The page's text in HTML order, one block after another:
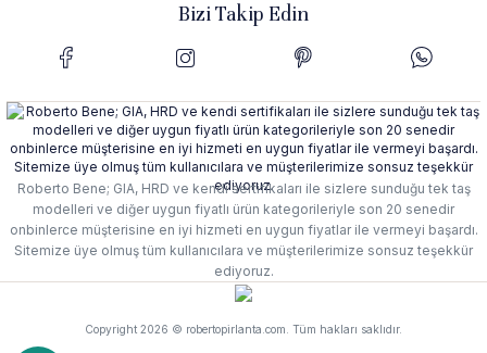
Bizi Takip Edin
Roberto Bene; GIA, HRD ve kendi sertifikaları ile sizlere sunduğu tek taş
modelleri ve diğer uygun fiyatlı ürün kategorileriyle son 20 senedir
onbinlerce müşterisine en iyi hizmeti en uygun fiyatlar ile vermeyi başardı.
Sitemize üye olmuş tüm kullanıcılara ve müşterilerimize sonsuz teşekkür
ediyoruz.
Copyright 2026 © robertopirlanta.com. Tüm hakları saklıdır.